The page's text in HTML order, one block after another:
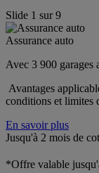
Slide 1 sur9
Assurance auto
Avec 3 900 garages
Avantages
conditions et limites
En savoir plus
Jusqu'à 2 mois de
*Offre valable